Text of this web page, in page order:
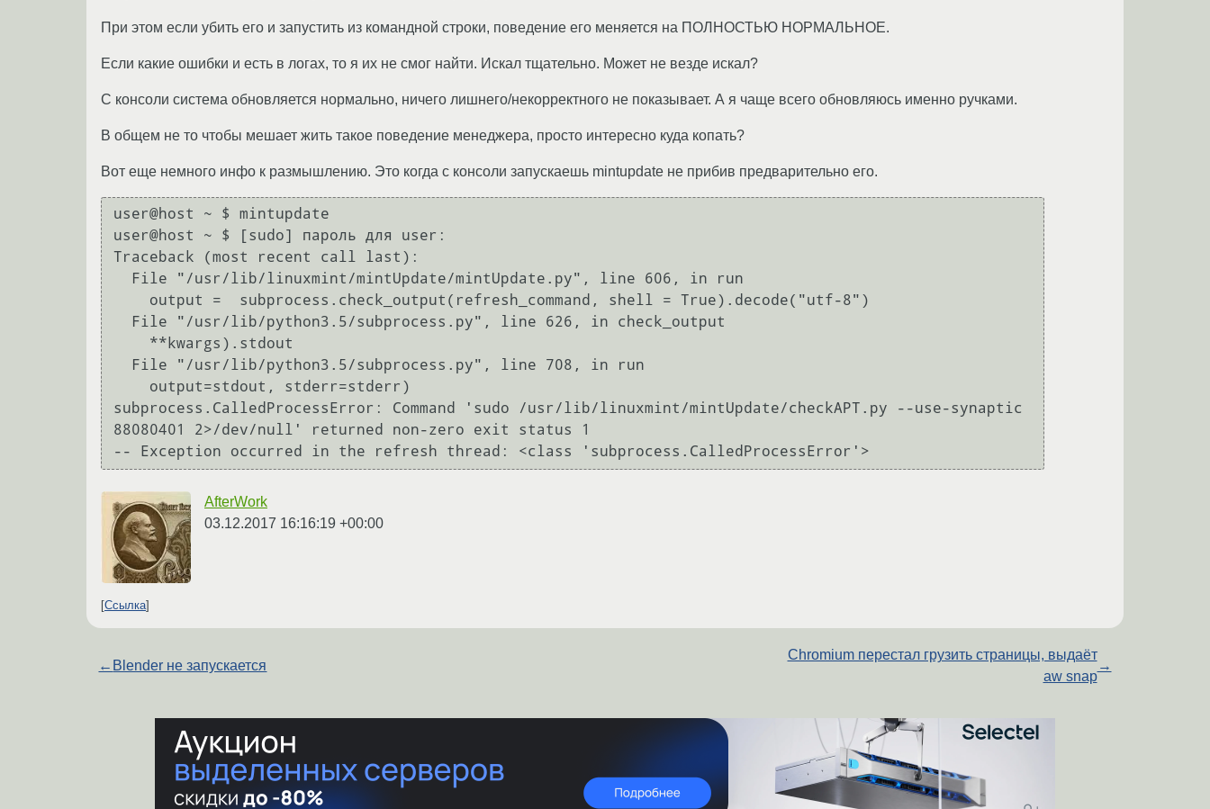
При этом если убить его и запустить из командной строки, поведение его меняется на ПОЛНОСТЬЮ НОРМАЛЬНОЕ.
Если какие ошибки и есть в логах, то я их не смог найти. Искал тщательно. Может не везде искал?
С консоли система обновляется нормально, ничего лишнего/некорректного не показывает. А я чаще всего обновляюсь именно ручками.
В общем не то чтобы мешает жить такое поведение менеджера, просто интересно куда копать?
Вот еще немного инфо к размышлению. Это когда с консоли запускаешь mintupdate не прибив предварительно его.
user@host ~ $ mintupdate
user@host ~ $ [sudo] пароль для user:
Traceback (most recent call last):
subprocess.CalledProcessError: Command 'sudo /usr/lib/linuxmint/mintUpdate/checkAPT.py --use-synaptic
88080401 2>/dev/null' returned non-zero exit status 1
AfterWork
03.12.2017 16:16:19 +00:00
Ссылка
← Blender не запускается
Chromium перестал грузить страницы, выдаёт
aw snap
→